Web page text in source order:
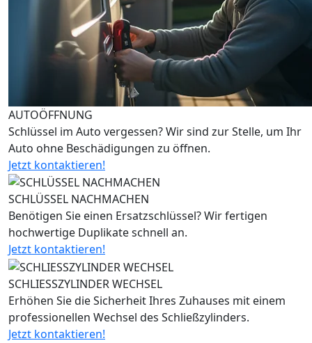
AUTOÖFFNUNG
Schlüssel im Auto vergessen? Wir sind zur Stelle, um Ihr
Auto ohne Beschädigungen zu öffnen.
Jetzt kontaktieren!
SCHLÜSSEL NACHMACHEN
Benötigen Sie einen Ersatzschlüssel? Wir fertigen
hochwertige Duplikate schnell an.
Jetzt kontaktieren!
SCHLIESSZYLINDER WECHSEL
Erhöhen Sie die Sicherheit Ihres Zuhauses mit einem
professionellen Wechsel des Schließzylinders.
Jetzt kontaktieren!